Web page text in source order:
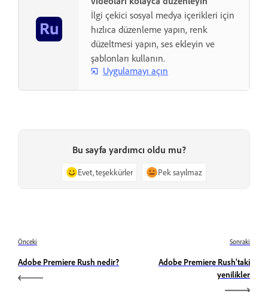
İlgi çekici sosyal medya içerikleri için
hızlıca düzenleme yapın, renk
düzeltmesi yapın, ses ekleyin ve
şablonları kullanın.
Uygulamayı açın
Bu sayfa yardımcı oldu mu?
Evet, teşekkürler Pek sayılmaz
Önceki
Adobe Premiere Rush nedir?
Sonraki
Adobe Premiere Rush'taki
yenilikler